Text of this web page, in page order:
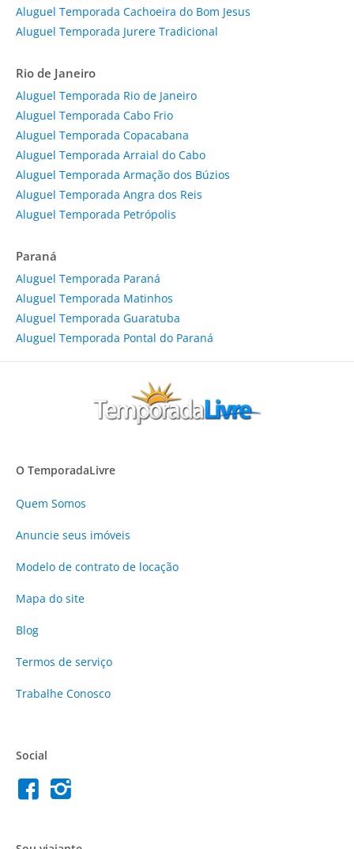
Aluguel Temporada Cachoeira do Bom Jesus
Aluguel Temporada Jurere Tradicional
Rio de Janeiro
Aluguel Temporada Rio de Janeiro
Aluguel Temporada Cabo Frio
Aluguel Temporada Copacabana
Aluguel Temporada Arraial do Cabo
Aluguel Temporada Armação dos Búzios
Aluguel Temporada Angra dos Reis
Aluguel Temporada Petrópolis
Paraná
Aluguel Temporada Paraná
Aluguel Temporada Matinhos
Aluguel Temporada Guaratuba
Aluguel Temporada Pontal do Paraná
O TemporadaLivre
Quem Somos
Anuncie seus imóveis
Modelo de contrato de locação
Mapa do site
Blog
Termos de serviço
Trabalhe Conosco
Social